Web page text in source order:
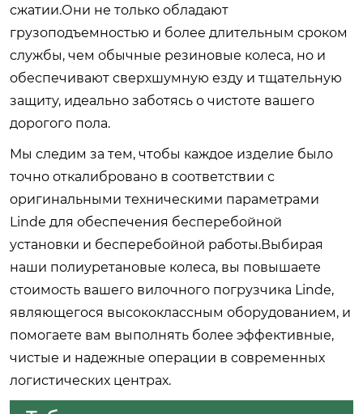
сжатии.Они не только обладают
грузоподъемностью и более длительным сроком
службы, чем обычные резиновые колеса, но и
обеспечивают сверхшумную езду и тщательную
защиту, идеально заботясь о чистоте вашего
дорогого пола.
Мы следим за тем, чтобы каждое изделие было
точно откалибровано в соответствии с
оригинальными техническими параметрами
Linde для обеспечения бесперебойной
установки и бесперебойной работы.Выбирая
наши полиуретановые колеса, вы повышаете
стоимость вашего вилочного погрузчика Linde,
являющегося высококлассным оборудованием, и
помогаете вам выполнять более эффективные,
чистые и надежные операции в современных
логистических центрах.